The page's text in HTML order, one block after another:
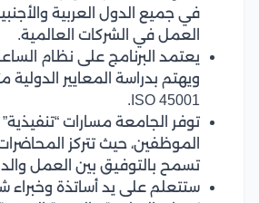
في جميع الدول العربية
العمل في الشركات العالمية.
يعتمد البرنامج على نظام
ISO 45001.
توفر الجامعة مسارات
الموظفين، حيث تتركز
تسمح بالتوفيق بين العمل
ستتعلم على يد أساتذة وخبراء